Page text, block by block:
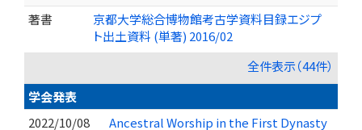
著書
京都大学総合博物館考古学資料目録エジプ
ト出土資料 (単著) 2016/02
全件表示（44件）
学会発表
2022/10/08
Ancestral Worship in the First Dynasty